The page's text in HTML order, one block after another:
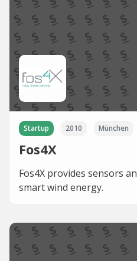
Startup 2010 München
Fos4X
Fos4X provides sensors
smart wind energy.